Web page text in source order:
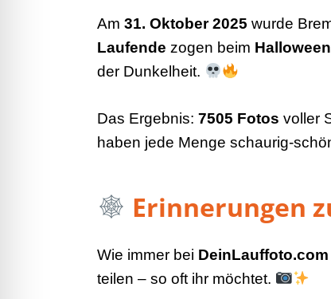
Am 31. Oktober 2025 wurde
Laufende zogen beim
der Dunkelheit.
Das Ergebnis: 7505 Fotos voller
haben jede Menge schaurig-
Erinnerungen
Wie immer bei DeinLauffoto.com
teilen – so oft ihr möchtet.